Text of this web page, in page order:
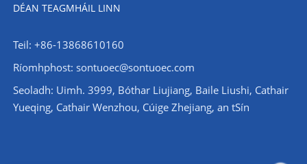
DÉAN TEAGMHÁIL LINN
Teil: +86-13868610160
Ríomhphost: sontuoec@sontuoec.com
Seoladh: Uimh. 3999, Bóthar Liujiang, Baile Liushi, Cathair
Yueqing, Cathair Wenzhou, Cúige Zhejiang, an tSín